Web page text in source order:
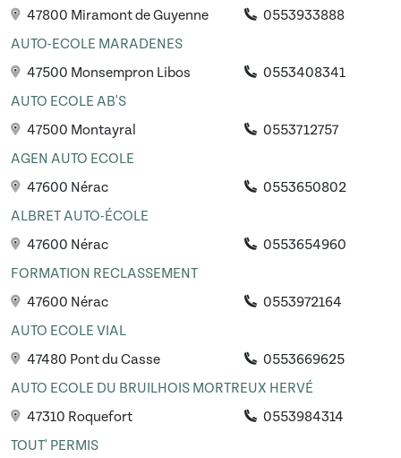
47800 Miramont de Guyenne
0553933888
AUTO-ECOLE MARADENES
47500 Monsempron Libos
0553408341
AUTO ECOLE AB'S
47500 Montayral
0553712757
AGEN AUTO ECOLE
47600 Nérac
0553650802
ALBRET AUTO-ÉCOLE
47600 Nérac
0553654960
FORMATION RECLASSEMENT
47600 Nérac
0553972164
AUTO ECOLE VIAL
47480 Pont du Casse
0553669625
AUTO ECOLE DU BRUILHOIS MORTREUX HERVÉ
47310 Roquefort
0553984314
TOUT' PERMIS